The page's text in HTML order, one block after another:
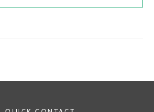
KEINDAHAN